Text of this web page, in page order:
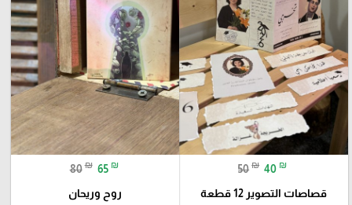
50 ₪ 40 ₪
قصاصات التصوير 12 قطعة
80 ₪ 65 ₪
روح وريحان